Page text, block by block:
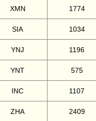
XMN 1774
SIA 1034
YNJ 1196
YNT 575
INC 1107
ZHA 2409